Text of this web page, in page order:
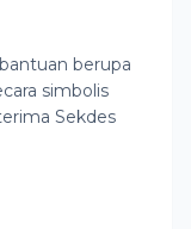
berupa
simbolis
Sekdes